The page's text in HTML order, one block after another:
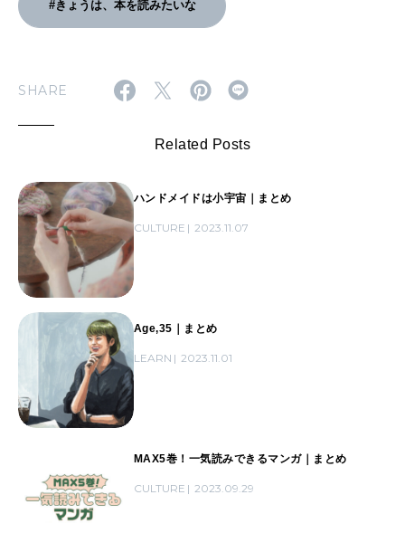
#きょうは、本を読みたいな
SHARE
Related Posts
ハンドメイドは小宇宙｜まとめ
CULTURE 2023.11.07
Age,35｜まとめ
LEARN 2023.11.01
MAX5巻！一気読みできるマンガ｜まとめ
CULTURE 2023.09.29